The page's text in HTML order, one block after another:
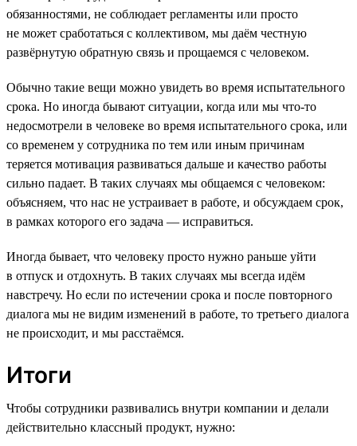
обязанностями, не соблюдает регламенты или просто
не может сработаться с коллективом, мы даём честную
развёрнутую обратную связь и прощаемся с человеком.
Обычно такие вещи можно увидеть во время испытательного
срока. Но иногда бывают ситуации, когда или мы что-то
недосмотрели в человеке во время испытательного срока, или
со временем у сотрудника по тем или иным причинам
теряется мотивация развиваться дальше и качество работы
сильно падает. В таких случаях мы общаемся с человеком:
объясняем, что нас не устраивает в работе, и обсуждаем срок,
в рамках которого его задача — исправиться.
Иногда бывает, что человеку просто нужно раньше уйти
в отпуск и отдохнуть. В таких случаях мы всегда идём
навстречу. Но если по истечении срока и после повторного
диалога мы не видим изменений в работе, то третьего диалога
не происходит, и мы расстаёмся.
Итоги
Чтобы сотрудники развивались внутри компании и делали
действительно классный продукт, нужно: